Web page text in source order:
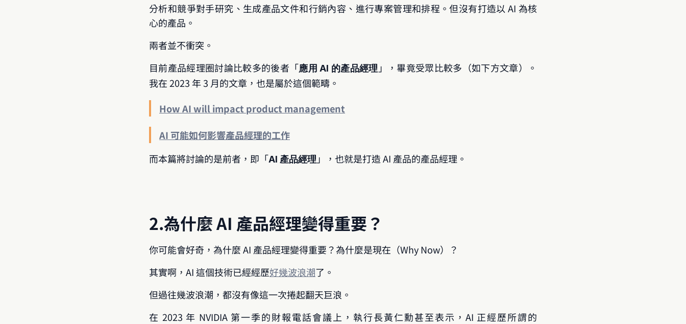
分析和競爭對手研究、生成產品文件和行銷內容、進行專案管理和排程。但沒有打造以 AI 為核
心的產品。
兩者並不衝突。
目前產品經理圈討論比較多的後者「應用 AI 的產品經理 」，畢竟受眾比較多（如下方文章）。
我在 2023 年 3 月的文章，也是屬於這個範疇。
How AI will impact product management
AI 可能如何影響產品經理的工作
而本篇將討論的是前者，即「AI 產品經理 」，也就是打造 AI 產品的產品經理。
2.為什麼 AI 產品經理變得重要？
你可能會好奇，為什麼 AI 產品經理變得重要？為什麼是現在（Why Now）？
其實啊，AI 這個技術已經經歷好幾波浪潮了。
但過往幾波浪潮，都沒有像這一次捲起翻天巨浪。
在 2023 年 NVIDIA 第一季的財報電話會議上，執行長黃仁勳甚至表示，AI 正經歷所謂的